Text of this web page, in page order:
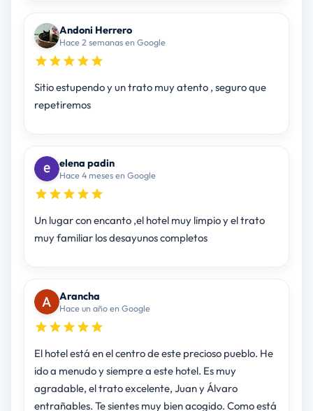
Andoni Herrero
Hace 2 semanas en Google
Sitio estupendo y un trato muy atento , seguro que
repetiremos
elena padin
Hace 4 meses en Google
Un lugar con encanto ,el hotel muy limpio y el trato
muy familiar los desayunos completos
Arancha
Hace un año en Google
El hotel está en el centro de este precioso pueblo. He
ido a menudo y siempre a este hotel. Es muy
agradable, el trato excelente, Juan y Álvaro
entrañables. Te sientes muy bien acogido. Como está